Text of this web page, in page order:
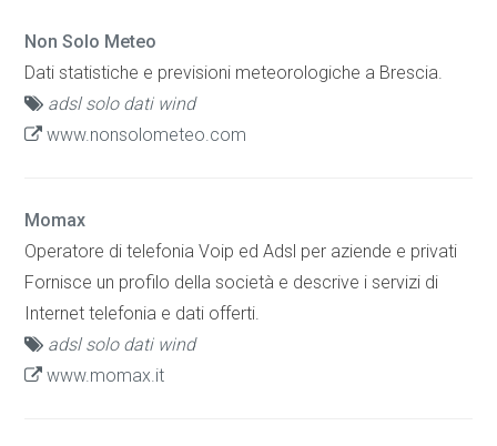
Non Solo Meteo
Dati statistiche e previsioni meteorologiche a Brescia.
adsl solo dati wind
www.nonsolometeo.com
Momax
Operatore di telefonia Voip ed Adsl per aziende e privati
Fornisce un profilo della società e descrive i servizi di
Internet telefonia e dati offerti.
adsl solo dati wind
www.momax.it